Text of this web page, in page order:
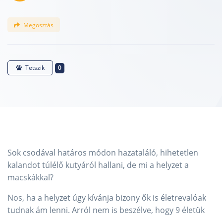
Megosztás
Tetszik 0
Sok csodával határos módon hazataláló, hihetetlen
kalandot túlélő kutyáról hallani, de mi a helyzet a
macskákkal?
Nos, ha a helyzet úgy kívánja bizony ők is életrevalóak
tudnak ám lenni. Arról nem is beszélve, hogy 9 életük